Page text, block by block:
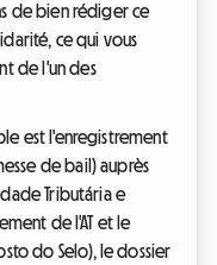
de bien rédiger ce
ce qui vous
de l'un des
est l'enregistrement
de bail) auprès
Tributária e
de l'AT et le
do Selo), le dossier